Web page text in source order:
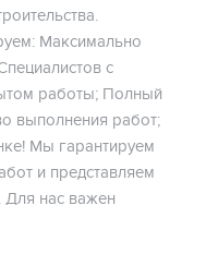
Максимально
с
работы; Полный
выполнения работ;
Мы гарантируем
и представляем
Для нас важен